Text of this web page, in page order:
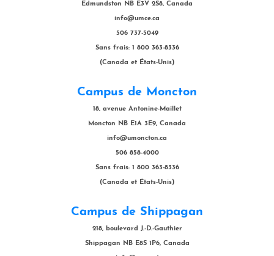
Edmundston NB E3V 2S8, Canada
info@umce.ca
506 737-5049
Sans frais: 1 800 363-8336
(Canada et États-Unis)
Campus de Moncton
18, avenue Antonine-Maillet
Moncton NB E1A 3E9, Canada
info@umoncton.ca
506 858-4000
Sans frais: 1 800 363-8336
(Canada et États-Unis)
Campus de Shippagan
218, boulevard J.-D.-Gauthier
Shippagan NB E8S 1P6, Canada